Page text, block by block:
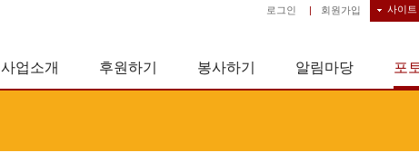
사이트
로그인 | 회원가입
사업소개 후원하기 봉사하기 알림마당 포